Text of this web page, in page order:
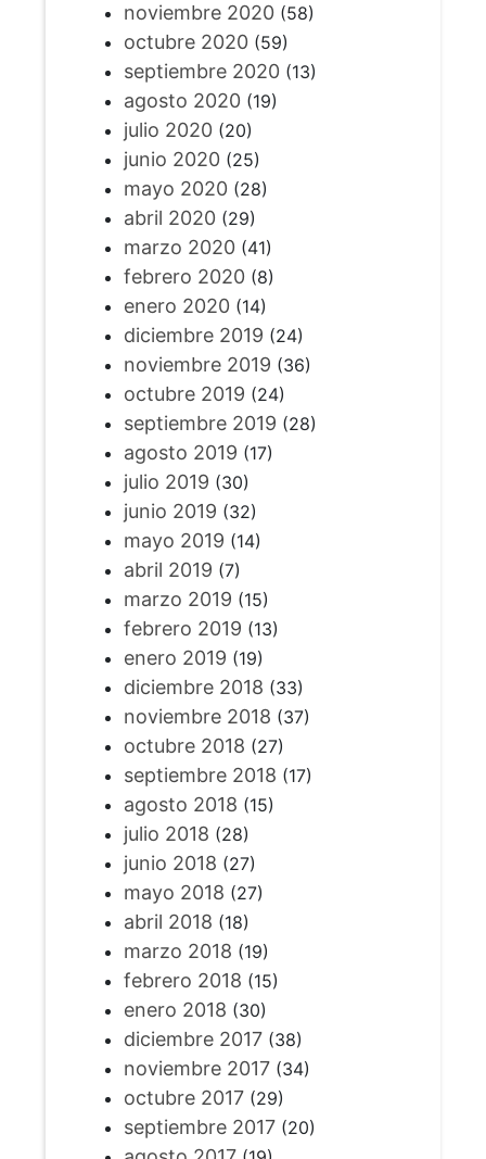
noviembre 2020(58)
octubre 2020(59)
septiembre 2020(13)
agosto 2020(19)
julio 2020(20)
junio 2020(25)
mayo 2020(28)
abril 2020(29)
marzo 2020(41)
febrero 2020(8)
enero 2020(14)
diciembre 2019 (24)
noviembre 2019 (36)
octubre 2019 (24)
septiembre 2019 (28)
agosto 2019 (17)
julio 2019 (30)
junio 2019 (32)
mayo 2019 (14)
abril 2019 (7)
marzo 2019 (15)
febrero 2019 (13)
enero 2019 (19)
diciembre 2018 (33)
noviembre 2018 (37)
octubre 2018 (27)
septiembre 2018 (17)
agosto 2018 (15)
julio 2018 (28)
junio 2018 (27)
mayo 2018 (27)
abril 2018 (18)
marzo 2018 (19)
febrero 2018 (15)
enero 2018 (30)
diciembre 2017(38)
noviembre 2017(34)
octubre 2017(29)
septiembre 2017(20)